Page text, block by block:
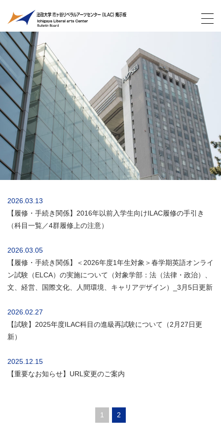
2026.03.13
【履修・手続き関係】2016年以前入学生向けILAC履修の手引き
（科目一覧／4群履修上の注意）
2026.03.05
【履修・手続き関係】＜2026年度1年生対象＞春学期英語オンライ
ン試験（ELCA）の実施について（対象学部：法（法律・政治）、
文、経営、国際文化、人間環境、キャリアデザイン）_3月5日更新
2026.02.27
【試験】2025年度ILAC科目の進級再試験について（2月27日更
新）
2025.12.15
【重要なお知らせ】URL変更のご案内
1 2